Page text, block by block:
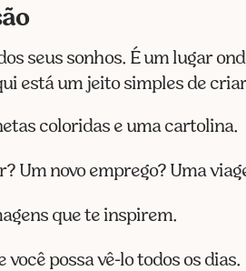
seus sonhos. É um lugar
está um jeito simples de
coloridas e uma cartolina.
Um novo emprego? Uma
que te inspirem.
você possa vê-lo todos os dias.